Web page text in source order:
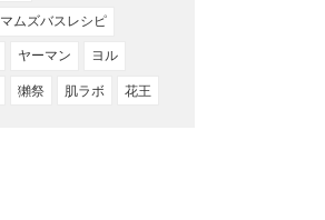
マムズバスレシピ
ヤーマン ヨル
獺祭 肌ラボ 花王